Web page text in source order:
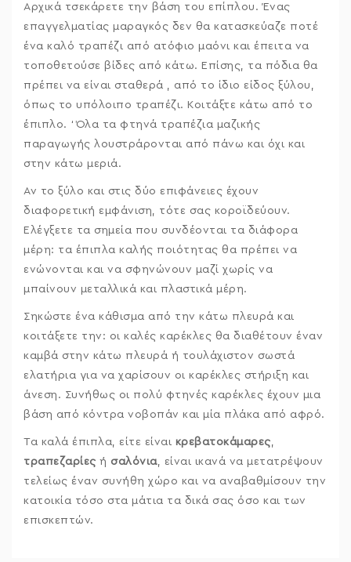
Αρχικά τσεκάρετε την βάση του επίπλου. Ένας
επαγγελματίας μαραγκός δεν θα κατασκεύαζε ποτέ
ένα καλό τραπέζι από ατόφιο μαόνι και έπειτα να
τοποθετούσε βίδες από κάτω. Επίσης, τα πόδια θα
πρέπει να είναι σταθερά , από το ίδιο είδος ξύλου,
όπως το υπόλοιπο τραπέζι. Κοιτάξτε κάτω από το
έπιπλο. ‘Όλα τα φτηνά τραπέζια μαζικής
παραγωγής λουστράρονται από πάνω και όχι και
στην κάτω μεριά.
Αν το ξύλο και στις δύο επιφάνειες έχουν
διαφορετική εμφάνιση, τότε σας κοροϊδεύουν.
Ελέγξετε τα σημεία που συνδέονται τα διάφορα
μέρη: τα έπιπλα καλής ποιότητας θα πρέπει να
ενώνονται και να σφηνώνουν μαζί χωρίς να
μπαίνουν μεταλλικά και πλαστικά μέρη.
Σηκώστε ένα κάθισμα από την κάτω πλευρά και
κοιτάξετε την: οι καλές καρέκλες θα διαθέτουν έναν
καμβά στην κάτω πλευρά ή τουλάχιστον σωστά
ελατήρια για να χαρίσουν οι καρέκλες στήριξη και
άνεση. Συνήθως οι πολύ φτηνές καρέκλες έχουν μια
βάση από κόντρα νοβοπάν και μία πλάκα από αφρό.
Τα καλά έπιπλα, είτε είναι κρεβατοκάμαρες,
τραπεζαρίες ή σαλόνια, είναι ικανά να μετατρέψουν
τελείως έναν συνήθη χώρο και να αναβαθμίσουν την
κατοικία τόσο στα μάτια τα δικά σας όσο και των
επισκεπτών.